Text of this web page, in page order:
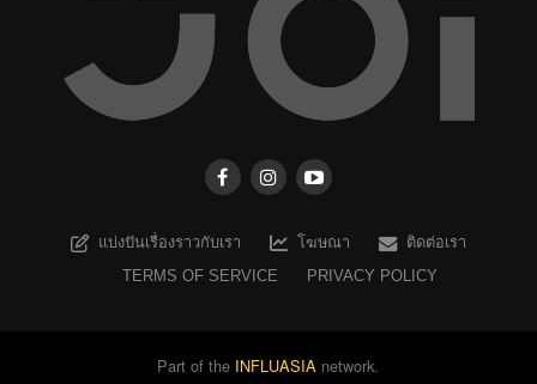
แบ่งปันเรื่องราวกับเรา โฆษณา
ติดต่อเรา
TERMS OF SERVICE
PRIVACY POLICY
Part of the INFLUASIA network.